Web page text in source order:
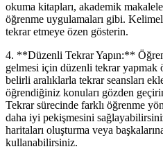
okuma kitapları, akademik
öğrenme uygulamaları gibi.
tekrar etmeye özen gösterin.
4. **Düzenli Tekrar Yapın:**
gelmesi için düzenli tekrar yapmak
belirli aralıklarla tekrar seansları
öğrendiğiniz konuları gözden
Tekrar sürecinde farklı öğrenme
daha iyi pekişmesini
haritaları oluşturma veya
kullanabilirsiniz.